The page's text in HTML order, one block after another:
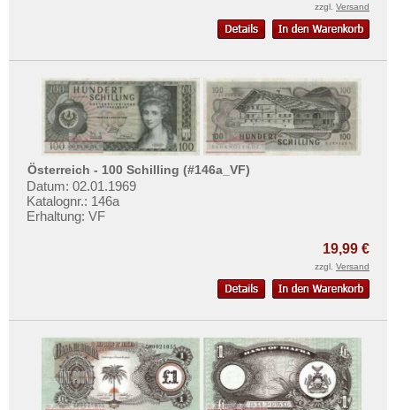
zzgl. Versand
Österreich - 100 Schilling (#146a_VF)
Datum: 02.01.1969
Katalognr.: 146a
Erhaltung: VF
19,99 €
zzgl. Versand